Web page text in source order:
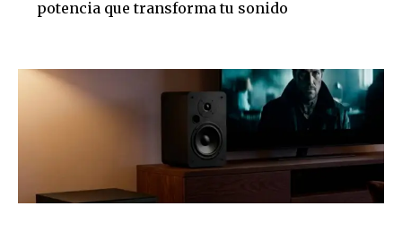
potencia que transforma tu sonido